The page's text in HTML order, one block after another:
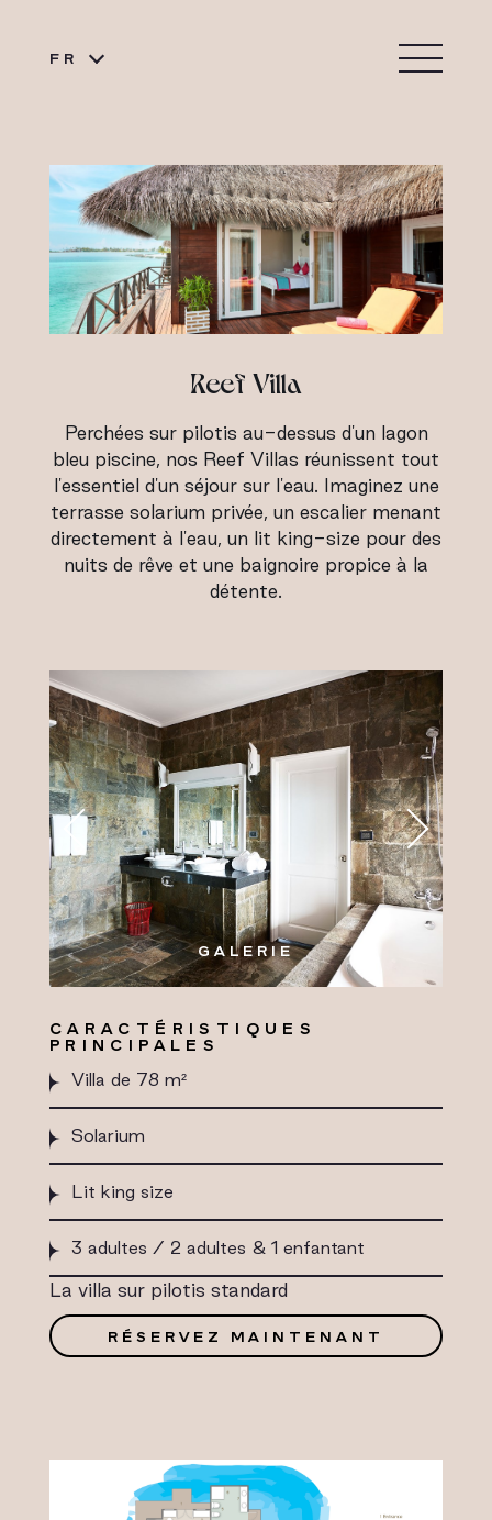
FR
Reef Villa
Perchées sur pilotis au-dessus d'un lagon
bleu piscine, nos Reef Villas réunissent tout
l'essentiel d'un séjour sur l'eau. Imaginez une
terrasse solarium privée, un escalier menant
directement à l'eau, un lit king-size pour des
nuits de rêve et une baignoire propice à la
détente.
GALERIE
CARACTÉRISTIQUES
PRINCIPALES
Villa de 78 m²
Solarium
Lit king size
3 adultes / 2 adultes & 1 enfantant
La villa sur pilotis standard
RÉSERVEZ MAINTENANT